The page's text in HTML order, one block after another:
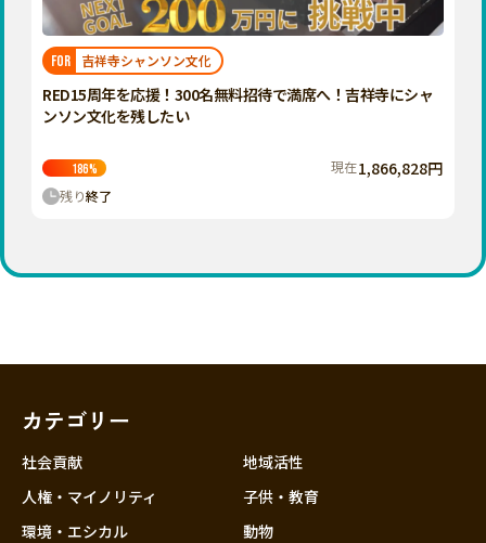
群馬
千葉
神奈川
石川
近畿
九州・沖縄
福岡 佐賀 長崎
鹿児島 沖縄
FOR 吉祥寺シャンソン文化
RED15周年を応援！300名無料招待で満席へ！吉祥寺にシャ
ンソン文化を残したい
186% 現在1,866,828円
残り終了
カテゴリー
社会貢献
人権・マイノリティ
環境・エシカル
地域活性
子供・教育
動物